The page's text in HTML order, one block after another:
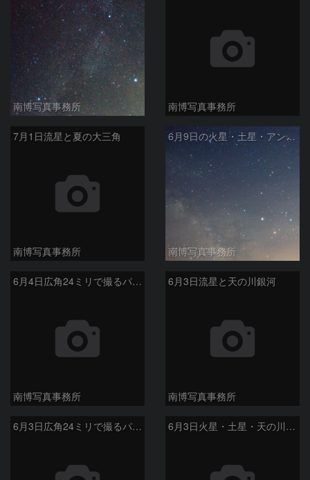
南博写真事務所 南博写真事務所
7月1日流星と夏の大三角
南博写真事務所
6月9日の火星・土星・アンタレス・天の川
南博写真事務所
6月4日広角24ミリで撮るパンスターズ彗星
南博写真事務所
6月3日流星と天の川銀河
南博写真事務所
6月3日広角24ミリで撮るパンスターズ彗星 6月3日火星・土星・天の川銀河